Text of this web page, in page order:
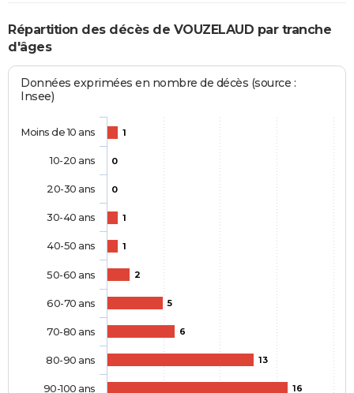
Répartition des décès de VOUZELAUD par tranche
d'âges
Données exprimées en nombre de décès (source :
Insee)
1
0
0
1
1
2
5
6
13
16
Moins de 10 ans
10-20 ans
20-30 ans
30-40 ans
40-50 ans
50-60 ans
60-70 ans
70-80 ans
80-90 ans
90-100 ans